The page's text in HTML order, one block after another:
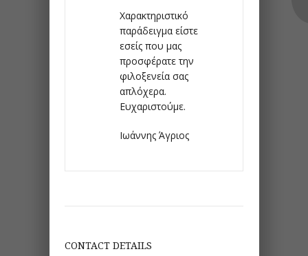
Χαρακτηριστικό
παράδειγμα είστε
εσείς που μας
προσφέρατε την
φιλοξενεία σας
απλόχερα.
Ευχαριστούμε.
Ιωάννης Άγριος
CONTACT DETAILS